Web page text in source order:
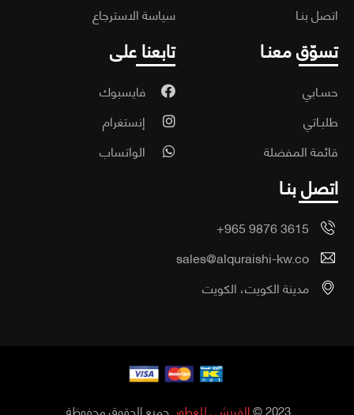
بنـا
سياسة الاسترجاع
معنـا
المفضلة
تابعنا على
فايسبوك
إنستغرام
الواتساب
بنـا
+965 9876 3615
sales@alquraishi-kw.co
مدينة الكويت، الكويت
القريشي للعطور. جميع الحقوق محفوظة.